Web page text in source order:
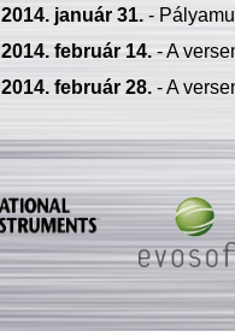
2014. január 31.-
2014. február 14.- A
2014. február 28.- A